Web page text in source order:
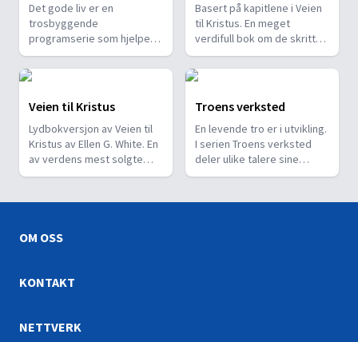
Det gode liv er en
trosbyggende
programserie som hjelper
TV-seere til å oppdage
skattene i Guds ord, og til å
erfare gleden i et
annerledes, Bibel-basert liv.
Dette er en Jesus-sentrert,
praktisk, positiv og
personlig programserie
med en klar og direkte stil.
Basert på kapitlene i Veien
til Kristus. En meget
verdifull bok om de skritt
som leder søkende
mennesker frem på veien til
frihet, frelse og fred.
Veien til Kristus
Lydbokversjon av Veien til
Kristus av Ellen G. White. En
av verdens mest solgte
bøker. I Norge er den
eksemplarer. Tusener har i
og fred og løsning på sine
Troens verksted
En levende tro er i utvikling.
I serien Troens verksted
deler ulike talere sine
tanker om tro.
OM OSS
KONTAKT
NETTVERK